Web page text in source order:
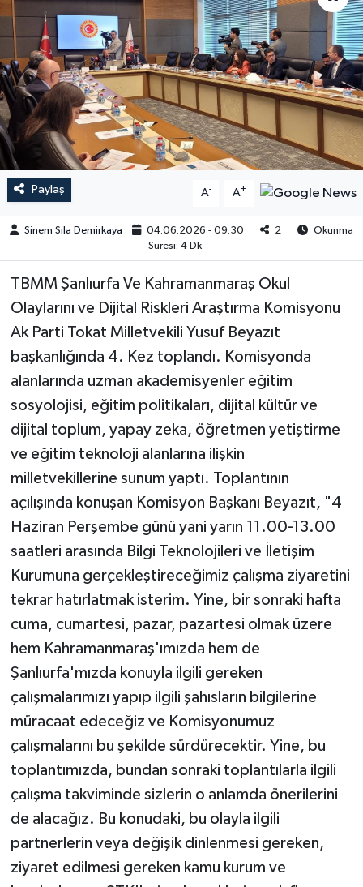
Paylaş A- A+
Sinem Sıla Demirkaya 04.06.2026 - 09:30 2
Okunma
Süresi: 4 Dk
TBMM Şanlıurfa Ve Kahramanmaraş Okul
Olaylarını ve Dijital Riskleri Araştırma Komisyonu
Ak Parti Tokat Milletvekili Yusuf Beyazıt
başkanlığında 4. Kez toplandı. Komisyonda
alanlarında uzman akademisyenler eğitim
sosyolojisi, eğitim politikaları, dijital kültür ve
dijital toplum, yapay zeka, öğretmen yetiştirme
ve eğitim teknoloji alanlarına ilişkin
milletvekillerine sunum yaptı. Toplantının
açılışında konuşan Komisyon Başkanı Beyazıt, "4
Haziran Perşembe günü yani yarın 11.00-13.00
saatleri arasında Bilgi Teknolojileri ve İletişim
Kurumuna gerçekleştireceğimiz çalışma ziyaretini
tekrar hatırlatmak isterim. Yine, bir sonraki hafta
cuma, cumartesi, pazar, pazartesi olmak üzere
hem Kahramanmaraş'ımızda hem de
Şanlıurfa'mızda konuyla ilgili gereken
çalışmalarımızı yapıp ilgili şahısların bilgilerine
müracaat edeceğiz ve Komisyonumuz
çalışmalarını bu şekilde sürdürecektir. Yine, bu
toplantımızda, bundan sonraki toplantılarla ilgili
çalışma takviminde sizlerin o anlamda önerilerini
de alacağız. Bu konudaki, bu olayla ilgili
partnerlerin veya değişik dinlenmesi gereken,
ziyaret edilmesi gereken kamu kurum ve